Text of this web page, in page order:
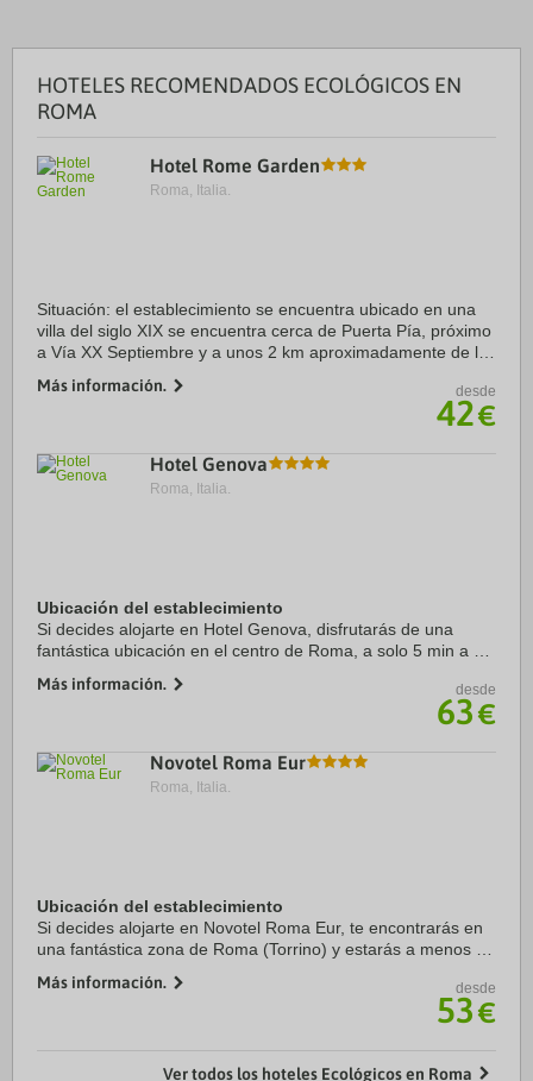
HOTELES RECOMENDADOS ECOLÓGICOS EN
ROMA
Hotel Rome Garden
Roma, Italia.
Situación: el establecimiento se encuentra ubicado en una
villa del siglo XIX se encuentra cerca de Puerta Pía, próximo
a Vía XX Septiembre y a unos 2 km aproximadamente de la
Alojamiento: dispone de un total de 34 ...
Más información. desde
42€
Hotel Genova
Roma, Italia.
Ubicación del establecimiento
Si decides alojarte en Hotel Genova, disfrutarás de una
fantástica ubicación en el centro de Roma, a solo 5 min a pie
Nazionale. Además, este hotel para ...
Más información. desde
63€
Novotel Roma Eur
Roma, Italia.
Ubicación del establecimiento
Si decides alojarte en Novotel Roma Eur, te encontrarás en
una fantástica zona de Roma (Torrino) y estarás a menos de
este hotel para familias se ...
Más información. desde
53€
Ver todos los hoteles Ecológicos en Roma